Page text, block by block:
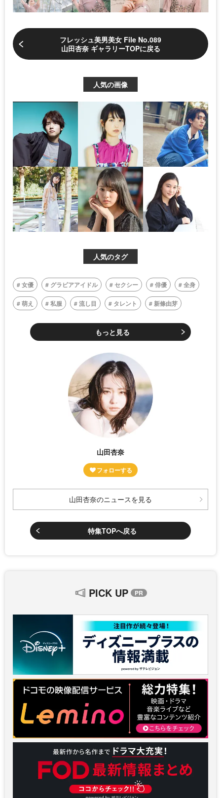
フレッシュ美男美女 File No.089
山田杏奈 ギャラリーTOPに戻る
人気の画像
人気のタグ
女優 グラビアアイドル セクシー 俳優 全身
萌え 私服 流し目 タレント 新條由芽
もっと見る
山田杏奈
山田杏奈のニュースを見る
特集TOPへ戻る
PICK UP